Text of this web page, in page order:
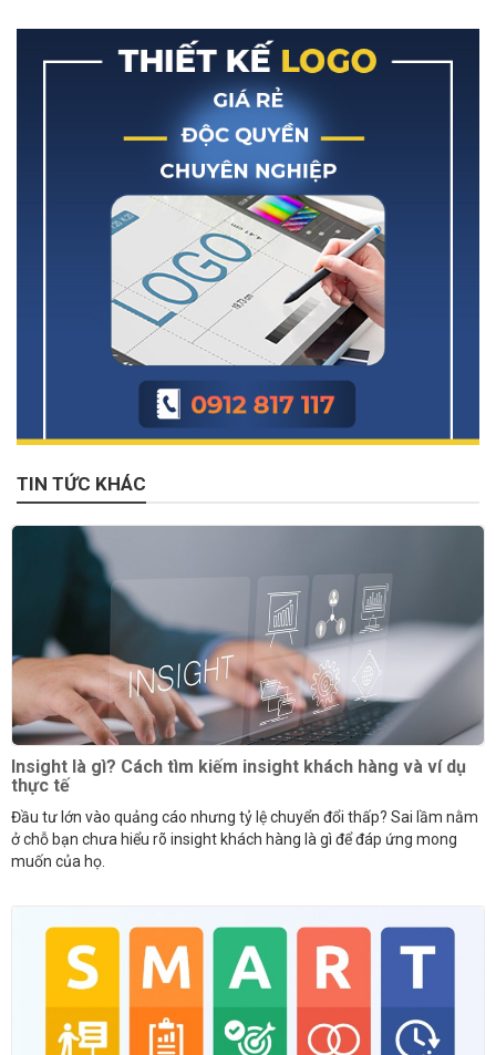
TIN TỨC KHÁC
Insight là gì? Cách tìm kiếm insight khách hàng và ví dụ
thực tế
Đầu tư lớn vào quảng cáo nhưng tỷ lệ chuyển đổi thấp? Sai lầm nằm
ở chỗ bạn chưa hiểu rõ insight khách hàng là gì để đáp ứng mong
muốn của họ.